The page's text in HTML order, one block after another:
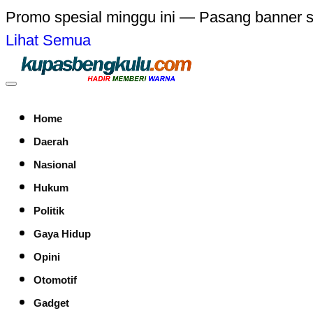
Promo spesial minggu ini — Pasang banner
Lihat Semua
Home
Daerah
Nasional
Hukum
Politik
Gaya Hidup
Opini
Otomotif
Gadget